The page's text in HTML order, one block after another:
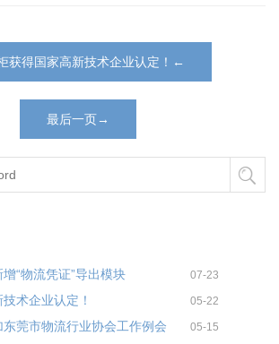
获得国家高新技术企业认定！←
最后一页→
“物流凭证”导出模块 07-23
术企业认定！ 05-22
莞市物流行业协会工作例会 05-15